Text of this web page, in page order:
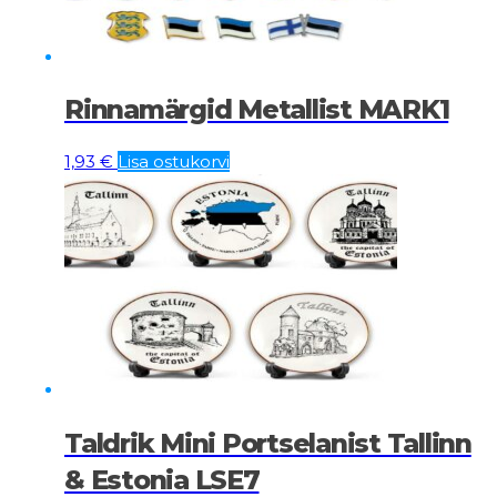
Rinnamärgid Metallist MARK1
1,93 € Lisa ostukorvi
Taldrik Mini Portselanist Tallinn
& Estonia LSE7